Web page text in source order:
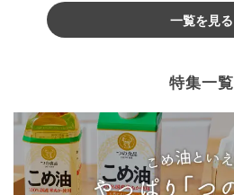
一覧を見る
特集一覧